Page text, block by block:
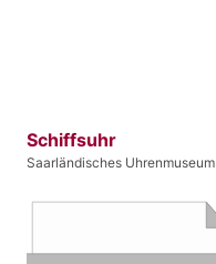
Schiffsuhr
Saarländisches Uhrenmuseum